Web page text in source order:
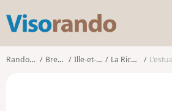
s
o
Randonnées Bretagne Ille-et-Vilaine La Richardais